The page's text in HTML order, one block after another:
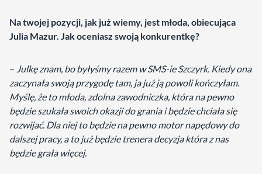
Na twojej pozycji, jak już wiemy, jest młoda, obiecująca
Julia Mazur. Jak oceniasz swoją konkurentkę?
– Julkę znam, bo byłyśmy razem w SMS-ie Szczyrk. Kiedy ona
zaczynała swoją przygodę tam, ja już ją powoli kończyłam.
Myślę, że to młoda, zdolna zawodniczka, która na pewno
będzie szukała swoich okazji do grania i będzie chciała się
rozwijać. Dla niej to będzie na pewno motor napędowy do
dalszej pracy, a to już będzie trenera decyzja która z nas
będzie grała więcej.